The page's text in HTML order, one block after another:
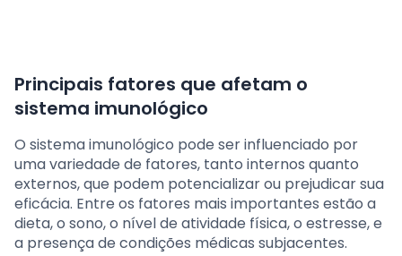
Principais fatores que afetam o
sistema imunológico
O sistema imunológico pode ser influenciado por
uma variedade de fatores, tanto internos quanto
externos, que podem potencializar ou prejudicar sua
eficácia. Entre os fatores mais importantes estão a
dieta, o sono, o nível de atividade física, o estresse, e
a presença de condições médicas subjacentes.